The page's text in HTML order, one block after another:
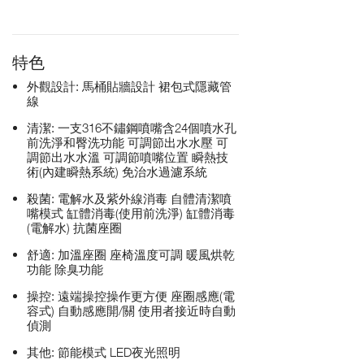
特色
外觀設計: 馬桶貼牆設計 裙包式隱藏管
線
清潔: 一支316不鏽鋼噴嘴含24個噴水孔
前洗淨和臀洗功能 可調節出水水壓 可
調節出水水溫 可調節噴嘴位置 瞬熱技
術(內建瞬熱系統) 免治水過濾系統
殺菌: 電解水及紫外線消毒 自體清潔噴
嘴模式 缸體消毒(使用前洗淨) 缸體消毒
(電解水) 抗菌座圈
舒適: 加溫座圈 座椅溫度可調 暖風烘乾
功能 除臭功能
操控: 遠端操控操作更方便 座圈感應(電
容式) 自動感應開/關 使用者接近時自動
偵測
其他: 節能模式 LED夜光照明